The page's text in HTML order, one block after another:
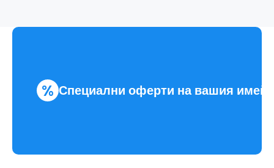
180
% Специални оферти на вашия